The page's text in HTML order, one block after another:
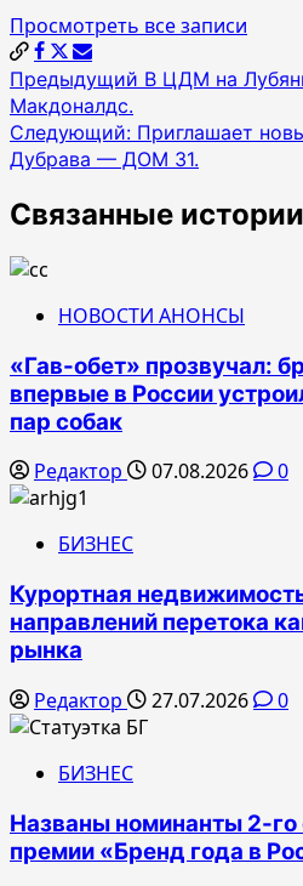
Просмотреть все записи
Навигация
по
записям
Предыдущий В ЦДМ на
Макдоналдс.
Следующий: Приглашает
Дубрава — ДОМ 31.
Связанные истории
НОВОСТИ АНОНСЫ
«Гав-обет» прозвучал:
впервые в России
пар собак
Редактор 07.08.2026 0
БИЗНЕС
Курортная
направлений перетока
рынка
Редактор 27.07.2026 0
БИЗНЕС
Названы номинанты 2-го
премии «Бренд года в